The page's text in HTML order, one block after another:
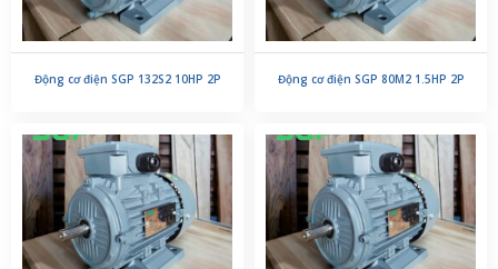
Động cơ điện SGP 132S2 10HP 2P Động cơ điện SGP 80M2 1.5HP 2P